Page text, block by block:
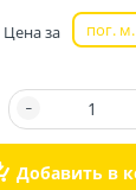
Цена за пог. м.
Добавить в